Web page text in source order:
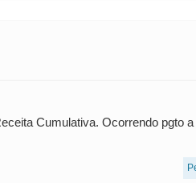
Cumulativa. Ocorrendo pgto